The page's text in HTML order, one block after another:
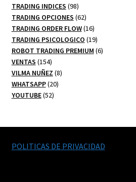
TRADING INDICES 9898
productos
TRADING OPCIONES 6262
productos
TRADING ORDER FLOW 1616
productos
TRADING PSICOLOGICO 1919
productos
ROBOT TRADING PREMIUM 66
VENTAS 154154
productos
VILMA NUÑEZ 88
WHATSAPP 2020
YOUTUBE 5252
POLITICAS DE PRIVACIDAD